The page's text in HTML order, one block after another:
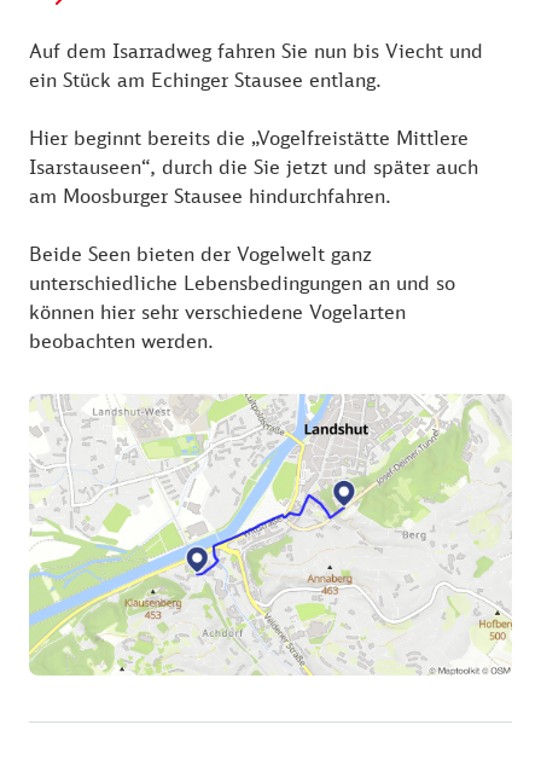
Auf dem Isarradweg fahren Sie nun bis Viecht und
ein Stück am Echinger Stausee entlang.
Hier beginnt bereits die „Vogelfreistätte Mittlere
Isarstauseen“, durch die Sie jetzt und später auch
am Moosburger Stausee hindurchfahren.
Beide Seen bieten der Vogelwelt ganz
unterschiedliche Lebensbedingungen an und so
können hier sehr verschiedene Vogelarten
beobachten werden.